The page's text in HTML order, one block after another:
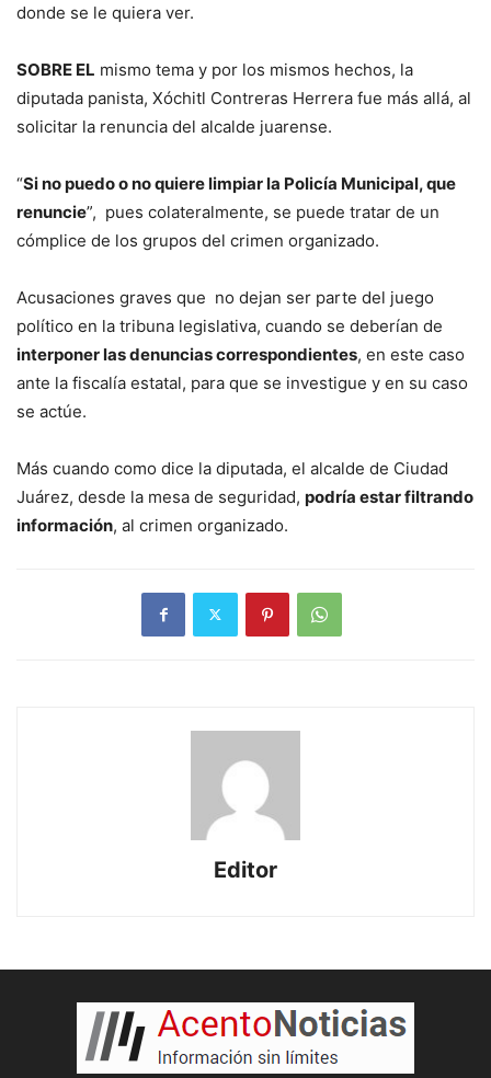
donde se le quiera ver.
SOBRE EL mismo tema y por los mismos hechos, la
diputada panista, Xóchitl Contreras Herrera fue más allá, al
solicitar la renuncia del alcalde juarense.
“Si no puedo o no quiere limpiar la Policía Municipal, que
renuncie”, pues colateralmente, se puede tratar de un
cómplice de los grupos del crimen organizado.
Acusaciones graves que no dejan ser parte del juego
político en la tribuna legislativa, cuando se deberían de
interponer las denuncias correspondientes, en este caso
ante la fiscalía estatal, para que se investigue y en su caso
se actúe.
Más cuando como dice la diputada, el alcalde de Ciudad
Juárez, desde la mesa de seguridad, podría estar filtrando
información, al crimen organizado.
Editor